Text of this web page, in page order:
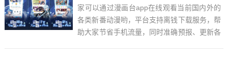
家可以通过漫画台app在线观看当前国内外的
各类新番动漫哟，平台支持离钱下载服务，帮
助大家节省手机流量，同时准确预报、更新各